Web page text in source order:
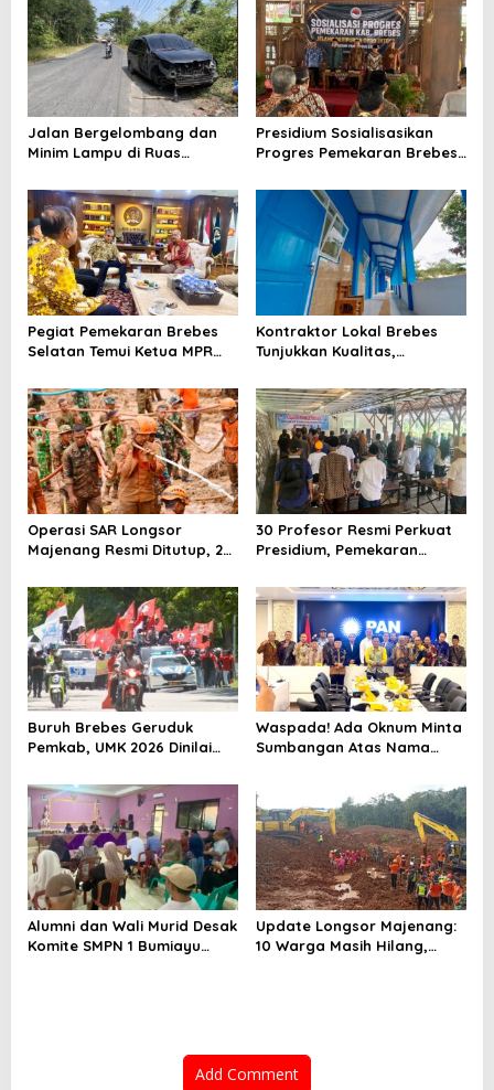
Jalan Bergelombang dan
Minim Lampu di Ruas
Telan Korban, Innova
Hantam Pohon di
Bantarkawung
Presidium Sosialisasikan
Progres Pemekaran Brebes
Pansus DPRD Jateng Jadi
Tahap Berikutnya
Pegiat Pemekaran Brebes
Selatan Temui Ketua MPR
Dukungan Urus Berkas ke
Provinsi
Kontraktor Lokal Brebes
Tunjukkan Kualitas,
Negeri Brebes Rampung
Operasi SAR Longsor
Majenang Resmi Ditutup, 2
hingga Hari ke-10
30 Profesor Resmi Perkuat
Presidium, Pemekaran
Terbendung
Buruh Brebes Geruduk
Pemkab, UMK 2026 Dinilai
Waspada! Ada Oknum Minta
Sumbangan Atas Nama
Alumni dan Wali Murid Desak
Komite SMPN 1 Bumiayu
Update Longsor Majenang:
10 Warga Masih Hilang,
Add Comment